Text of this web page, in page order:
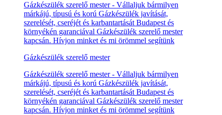
Gázkészülék szerelő mester - Vállaljuk bármilyen
márkájú, típusú és korú Gázkészülék javítását,
szerelését, cseréjét és karbantartását Budapest és
környékén garanciával Gázkészülék szerelő mester
kapcsán. Hívjon minket és mi örömmel segítünk
Gázkészülék szerelő mester
Gázkészülék szerelő mester - Vállaljuk bármilyen
márkájú, típusú és korú Gázkészülék javítását,
szerelését, cseréjét és karbantartását Budapest és
környékén garanciával Gázkészülék szerelő mester
kapcsán. Hívjon minket és mi örömmel segítünk